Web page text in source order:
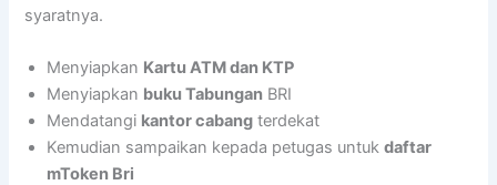
syaratnya.
Menyiapkan Kartu ATM dan KTP
Menyiapkan buku Tabungan BRI
Mendatangi kantor cabang terdekat
Kemudian sampaikan kepada petugas untukdaftar
mToken Bri